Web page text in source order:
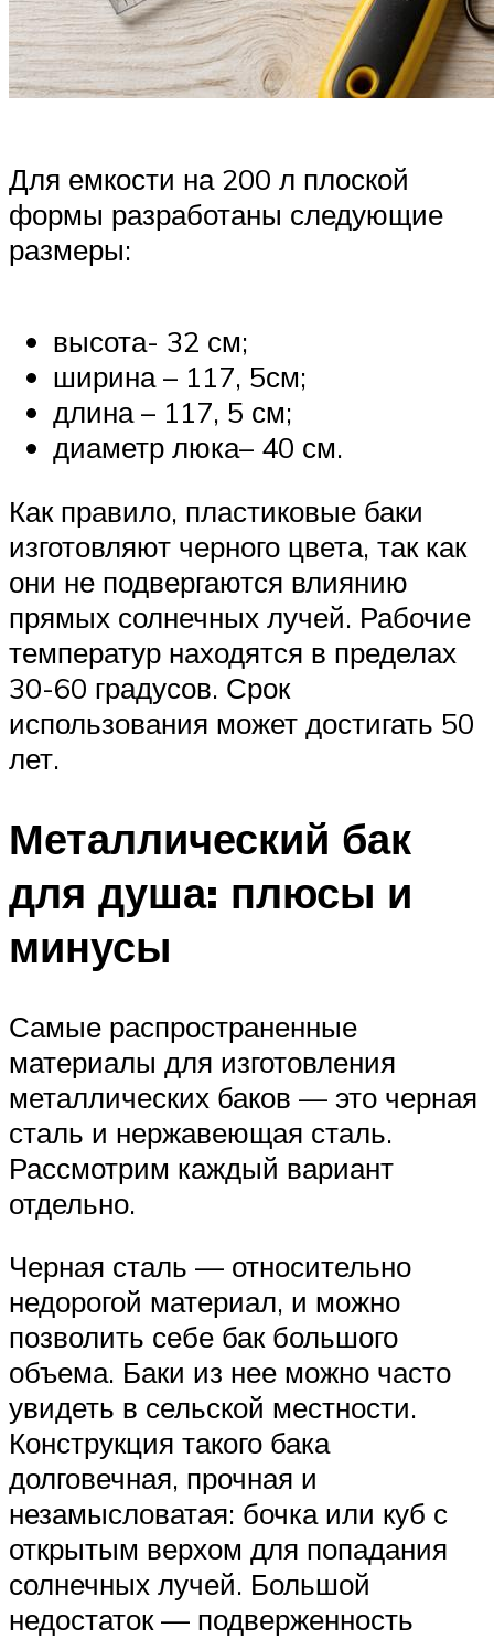
Для емкости на 200 л плоской
формы разработаны следующие
размеры:
высота- 32 см;
ширина – 117, 5см;
длина – 117, 5 см;
диаметр люка– 40 см.
Как правило, пластиковые баки
изготовляют черного цвета, так как
они не подвергаются влиянию
прямых солнечных лучей. Рабочие
температур находятся в пределах
30-60 градусов. Срок
использования может достигать 50
лет.
Металлический бак
для душа: плюсы и
минусы
Самые распространенные
материалы для изготовления
металлических баков — это черная
сталь и нержавеющая сталь.
Рассмотрим каждый вариант
отдельно.
Черная сталь — относительно
недорогой материал, и можно
позволить себе бак большого
объема. Баки из нее можно часто
увидеть в сельской местности.
Конструкция такого бака
долговечная, прочная и
незамысловатая: бочка или куб с
открытым верхом для попадания
солнечных лучей. Большой
недостаток — подверженность